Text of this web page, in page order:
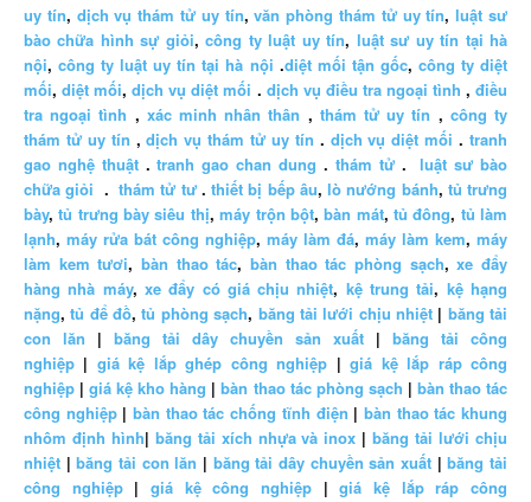
uy tín, dịch vụ thám tử uy tín,văn phòng thám tử uy tín,luật sư
bào chữa hình sự giỏi,công ty luật uy tín, luật sư uy tín tại hà
nội,công ty luật uy tín tại hà nội .diệt mối tận gốc, công ty diệt
mối,diệt mối,dịch vụ diệt mối . dịch vụ điều tra ngoại tình ,điều
tra ngoại tình , xác minh nhân thân , thám tử uy tín , công ty
thám tử uy tín ,dịch vụ thám tử uy tín . dịch vụ diệt mối .tranh
gao nghệ thuật.tranh gao chan dung . thám tử.luật sư bào
chữa giỏi .thám tử tư.thiết bị bếp âu,lò nướng bánh, tủ trưng
bày,tủ trưng bày siêu thị,máy trộn bột,bàn mát, tủ đông, tủ làm
lạnh, máy rửa bát công nghiệp, máy làm đá, máy làm kem, máy
làm kem tươi,bàn thao tác,bàn thao tác phòng sạch,xe đẩy
hàng nhà máy, xe đẩy có giá chịu nhiệt, kệ trung tải, kệ hạng
nặng,tủ để đồ,tủ phòng sạch, băng tải lưới chịu nhiệt| băng tải
con lăn | băng tải dây chuyền sản xuất | băng tải công
nghiệp | giá kệ lắp ghép công nghiệp |giá kệ lắp ráp công
nghiệp |giá kệ kho hàng |bàn thao tác phòng sạch | bàn thao tác
công nghiệp|bàn thao tác chống tĩnh điện | bàn thao tác khung
nhôm định hình| băng tải xích nhựa và inox |băng tải lưới chịu
nhiệt |băng tải con lăn | băng tải dây chuyền sản xuất |băng tải
công nghiệp|giá kệ công nghiệp |giá kệ lắp ráp công